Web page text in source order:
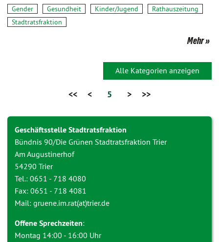
Gender Gesundheit Kinder/Jugend
Rathauszeitung
Stadtratsfraktion
Mehr
Alle Kategorien anzeigen
<< < 5 > >>
Geschäftsstelle Stadtratsfraktion
Bündnis 90/Die Grünen Stadtratsfraktion Trier
Am Augustinerhof
54290 Trier
Tel.: 0651 - 718 4080
Fax: 0651 - 718 4081
Mail: gruene.im.rat(at)trier.de
Offene Sprechzeiten:
Montag 14:00 - 16:00 Uhr